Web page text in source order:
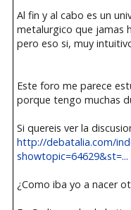
Al fin y al cabo es un
metalurgico que jamas
pero eso si, muy
Este foro me parece
porque tengo muchas
Si quereis ver la
http://debatalia.com/
showtopic=64629&st=...
¿Como iba yo a nacer